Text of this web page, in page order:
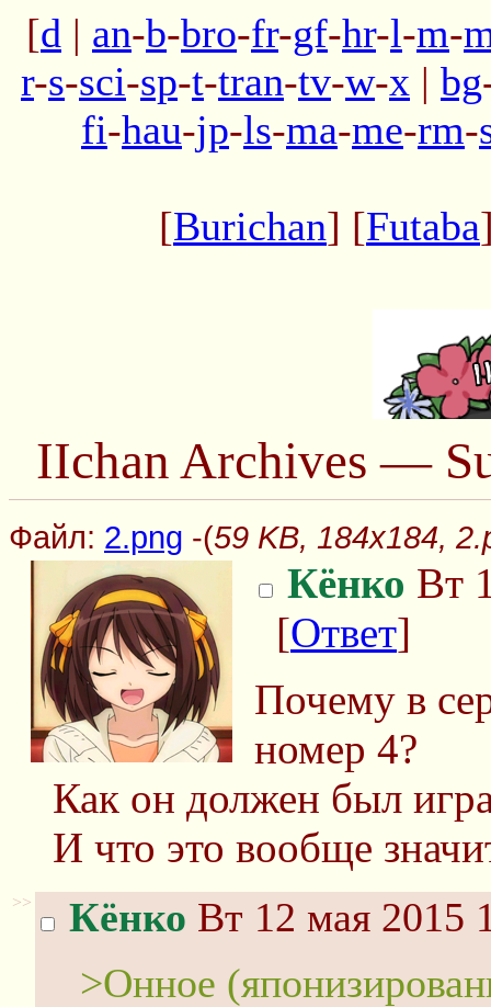
[d | an-b-bro-fr-gf-hr-l-m-
r-s-sci-sp-t-tran-tv-w-x | bg
fi-hau-jp-ls-ma-me-rm-
[Burichan] [Futaba
IIchan Archives —
Файл: 2.png -(59 KB, 184x184,
Кёнко Вт
[Ответ]
Почему в
номер 4?
Как он должен был
И что это вообще
>> Кёнко Вт 12 мая 2015
>Онное